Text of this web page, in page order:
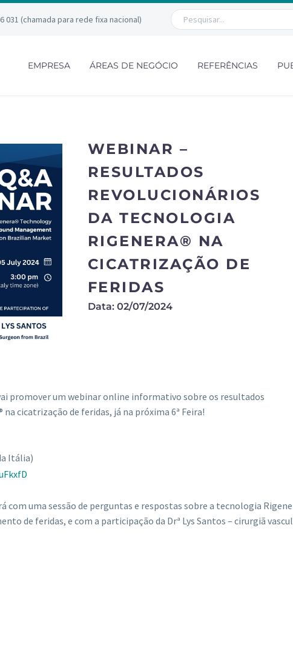
031 (chamada para rede fixa nacional)
EMPRESA ÁREAS DE NEGÓCIO REFERÊNCIAS
WEBINAR –
RESULTADOS
REVOLUCIONÁRIOS
DA TECNOLOGIA
RIGENERA® NA
CICATRIZAÇÃO DE
FERIDAS
Data: 02/07/2024
promover um webinar online informativo sobre os resultados
cicatrização de feridas, já na próxima 6ª Feira!
Itália)
com uma sessão de perguntas e respostas sobre a tecnologia
de feridas, e com a participação da Drª Lys Santos – cirurgiã